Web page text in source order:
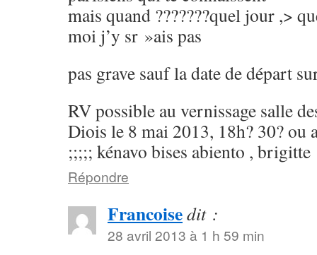
mais quand ???????quel jour ,>
moi j’y sr »ais pas
pas grave sauf la date de départ
RV possible au vernissage salle
Diois le 8 mai 2013, 18h? 30? ou
;;;;; kénavo bises abiento , brigitte
Répondre
Francoisedit :
28 avril 2013 à 1 h 59 min